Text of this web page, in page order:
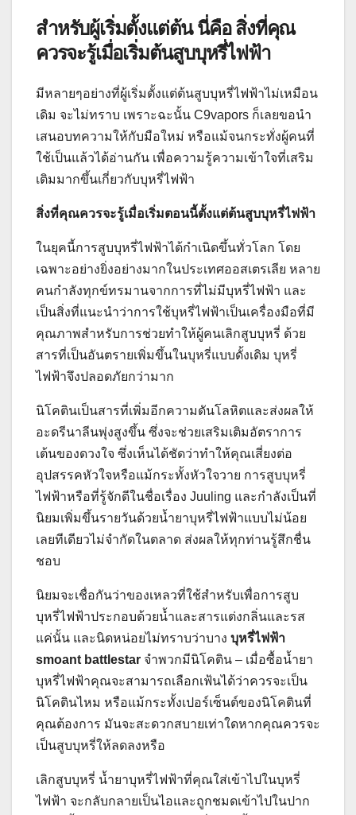
สำหรับผู้เริ่มตั้งแต่ต้น นี่คือ สิ่งที่คุณ
ควรจะรู้เมื่อเริ่มต้นสูบบุหรี่ไฟฟ้า
มีหลายๆอย่างที่ผู้เริ่มตั้งแต่ต้นสูบบุหรี่ไฟฟ้าไม่เหมือน
เดิม จะไม่ทราบ เพราะฉะนั้น C9vapors ก็เลยขอนำ
เสนอบทความให้กับมือใหม่ หรือแม้จนกระทั่งผู้คนที่
ใช้เป็นแล้วได้อ่านกัน เพื่อความรู้ความเข้าใจที่เสริม
เติมมากขึ้นเกี่ยวกับบุหรี่ไฟฟ้า
สิ่งที่คุณควรจะรู้เมื่อเริ่มตอนนี้ตั้งแต่ต้นสูบบุหรี่ไฟฟ้า
ในยุคนี้การสูบบุหรี่ไฟฟ้าได้กำเนิดขึ้นทั่วโลก โดย
เฉพาะอย่างยิ่งอย่างมากในประเทศออสเตรเลีย หลาย
คนกำลังทุกข์ทรมานจากการที่ไม่มีบุหรี่ไฟฟ้า และ
เป็นสิ่งที่แนะนำว่าการใช้บุหรี่ไฟฟ้าเป็นเครื่องมือที่มี
คุณภาพสำหรับการช่วยทำให้ผู้คนเลิกสูบบุหรี่ ด้วย
สารที่เป็นอันตรายเพิ่มขึ้นในบุหรี่แบบดั้งเดิม บุหรี่
ไฟฟ้าจึงปลอดภัยกว่ามาก
นิโคตินเป็นสารที่เพิ่มอีกความดันโลหิตและส่งผลให้
อะดรีนาลีนพุ่งสูงขึ้น ซึ่งจะช่วยเสริมเติมอัตราการ
เต้นของดวงใจ ซึ่งเห็นได้ชัดว่าทำให้คุณเสี่ยงต่อ
อุปสรรคหัวใจหรือแม้กระทั้งหัวใจวาย การสูบบุหรี่
ไฟฟ้าหรือที่รู้จักดีในชื่อเรื่อง Juuling และกำลังเป็นที่
นิยมเพิ่มขึ้นรายวันด้วยน้ำยาบุหรี่ไฟฟ้าแบบไม่น้อย
เลยทีเดียวไม่จำกัดในตลาด ส่งผลให้ทุกท่านรู้สึกชื่น
ชอบ
นิยมจะเชื่อกันว่าของเหลวที่ใช้สำหรับเพื่อการสูบ
บุหรี่ไฟฟ้าประกอบด้วยน้ำและสารแต่งกลิ่นและรส
แค่นั้น และนิดหน่อยไม่ทราบว่าบาง บุหรี่ไฟฟ้า
smoant battlestar จำพวกมีนิโคติน – เมื่อซื้อน้ำยา
บุหรี่ไฟฟ้าคุณจะสามารถเลือกเฟ้นได้ว่าควรจะเป็น
นิโคตินไหม หรือแม้กระทั้งเปอร์เซ็นต์ของนิโคตินที่
คุณต้องการ มันจะสะดวกสบายเท่าใดหากคุณควรจะ
เป็นสูบบุหรี่ให้ลดลงหรือ
เลิกสูบบุหรี่ น้ำยาบุหรี่ไฟฟ้าที่คุณใส่เข้าไปในบุหรี่
ไฟฟ้า จะกลับกลายเป็นไอและถูกชมดเข้าไปในปาก